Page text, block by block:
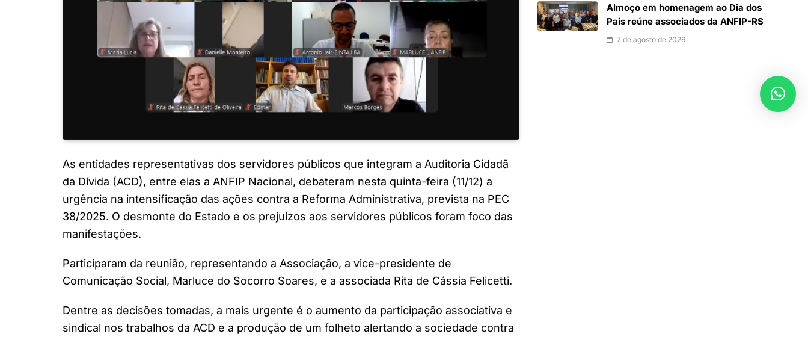
As entidades representativas dos servidores públicos que integram a Auditoria Cidadã
da Dívida (ACD), entre elas a ANFIP Nacional, debateram nesta quinta-feira (11/12) a
urgência na intensificação das ações contra a Reforma Administrativa, prevista na PEC
38/2025. O desmonte do Estado e os prejuízos aos servidores públicos foram foco das
manifestações.
Participaram da reunião, representando a Associação, a vice-presidente de
Comunicação Social, Marluce do Socorro Soares, e a associada Rita de Cássia Felicetti.
Dentre as decisões tomadas, a mais urgente é o aumento da participação associativa e
sindical nos trabalhos da ACD e a produção de um folheto alertando a sociedade contra
Almoço em homenagem ao Dia dos
Pais reúne associados da ANFIP-RS
7 de agosto de 2026